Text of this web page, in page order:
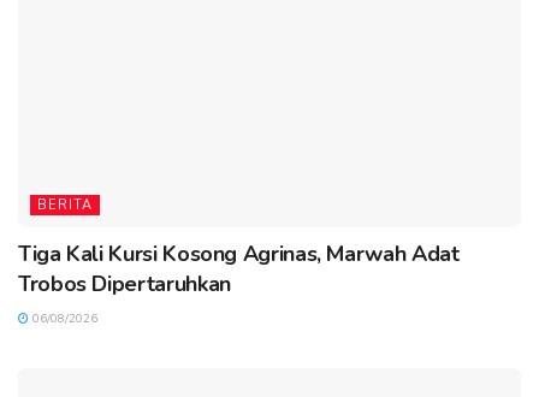
BERITA
Tiga Kali Kursi Kosong Agrinas, Marwah Adat
Trobos Dipertaruhkan
06/08/2026